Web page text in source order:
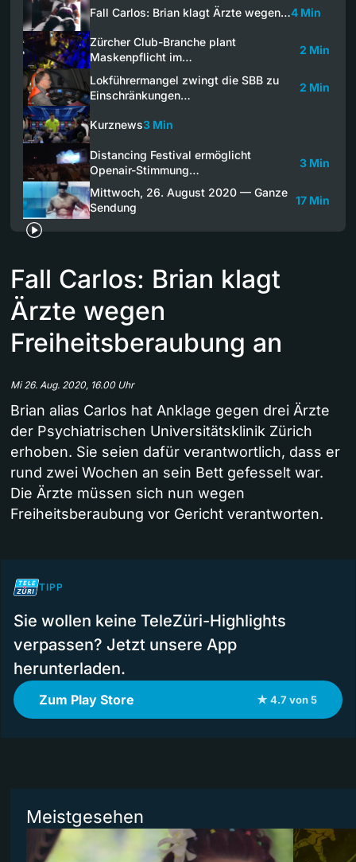
Fall Carlos: Brian klagt Ärzte wegen…4 Min
Zürcher Club-Branche plant
Maskenpflicht im…
2 Min
Lokführermangel zwingt die SBB zu
Einschränkungen…
2 Min
Kurznews3 Min
Distancing Festival ermöglicht
Openair-Stimmung…
3 Min
Mittwoch, 26. August 2020 — Ganze
Sendung
17 Min
Fall Carlos: Brian klagt
Ärzte wegen
Freiheitsberaubung an
Mi 26. Aug. 2020, 16.00 Uhr
Brian alias Carlos hat Anklage gegen drei Ärzte
der Psychiatrischen Universitätsklinik Zürich
erhoben. Sie seien dafür verantwortlich, dass er
rund zwei Wochen an sein Bett gefesselt war.
Die Ärzte müssen sich nun wegen
Freiheitsberaubung vor Gericht verantworten.
TIPP
Sie wollen keine TeleZüri-Highlights
verpassen? Jetzt unsere App
herunterladen.
Zum Play Store ★ 4.7 von 5
Meistgesehen